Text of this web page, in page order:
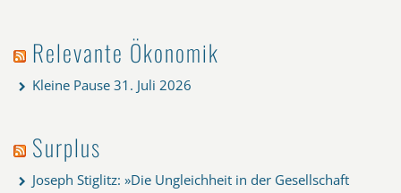
Relevante Ökonomik
Kleine Pause 31. Juli 2026
Surplus
Joseph Stiglitz: »Die Ungleichheit in der Gesellschaft